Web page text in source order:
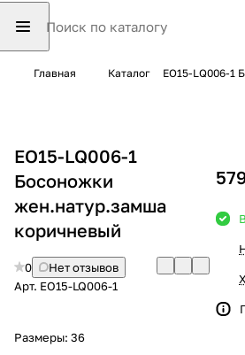
Главная Каталог EO15-LQ006-1
EO15-LQ006-1
Босоножки
жен.натур.замша
коричневый
0
Нет отзывов
Арт. EO15-LQ006-1
Размеры: 36